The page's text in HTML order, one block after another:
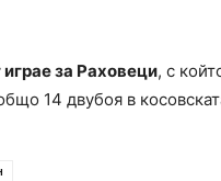
за Раховеци, с
14 двубоя в